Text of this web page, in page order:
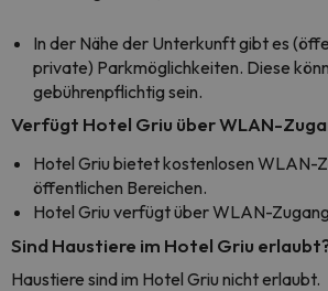
In der Nähe der Unterkunft gibt es
private) Parkmöglichkeiten. Diese
gebührenpflichtig sein.
Verfügt Hotel Griu über WLAN-
Hotel Griu bietet kostenlosen WLAN-
öffentlichen Bereichen.
Hotel Griu verfügt über WLAN-
Sind Haustiere im Hotel Griu
Haustiere sind im Hotel Griu nicht erlaubt.